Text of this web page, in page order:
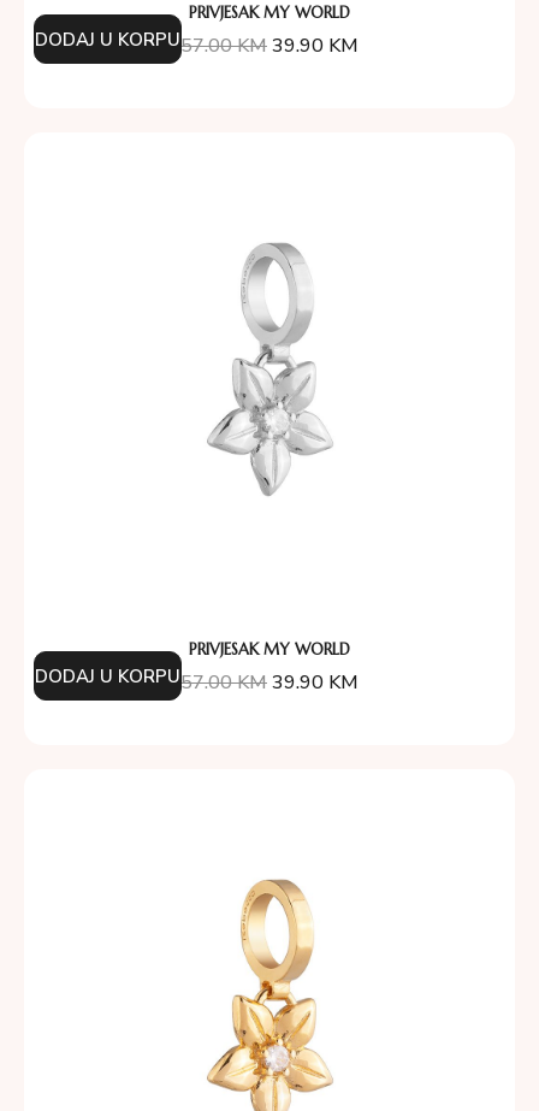
PRIVJESAK MY WORLD
57.00KM39.90 KM
DODAJ U KORPU
PRIVJESAK MY WORLD
57.00KM39.90 KM
DODAJ U KORPU